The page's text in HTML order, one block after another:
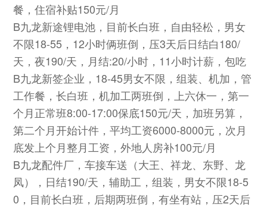
餐，住宿补贴150元/月
B九龙新途锂电池，目前长白班，自由轻松，男女
不限18-55，12小时俩班倒，压3天后日结白180/
天，夜190/天，月结:20/小时，11小时计薪，包吃
B九龙新签企业，18-45男女不限，组装、机加，管
工作餐，长白班，机加工两班倒，上六休一，第一
个月正常班8:00-17:00保底150元/天，加班另算，
第二个月开始计件，平均工资6000-8000元，次月
底发上个月整月工资，外地人房补100元/月
B九龙配件厂，车接车送（大王、祥龙、东野、龙
凤），日结190/天，辅助工，组装，男女不限18-5
0，目前长白班，后期两班倒，有坐有站，压2天后